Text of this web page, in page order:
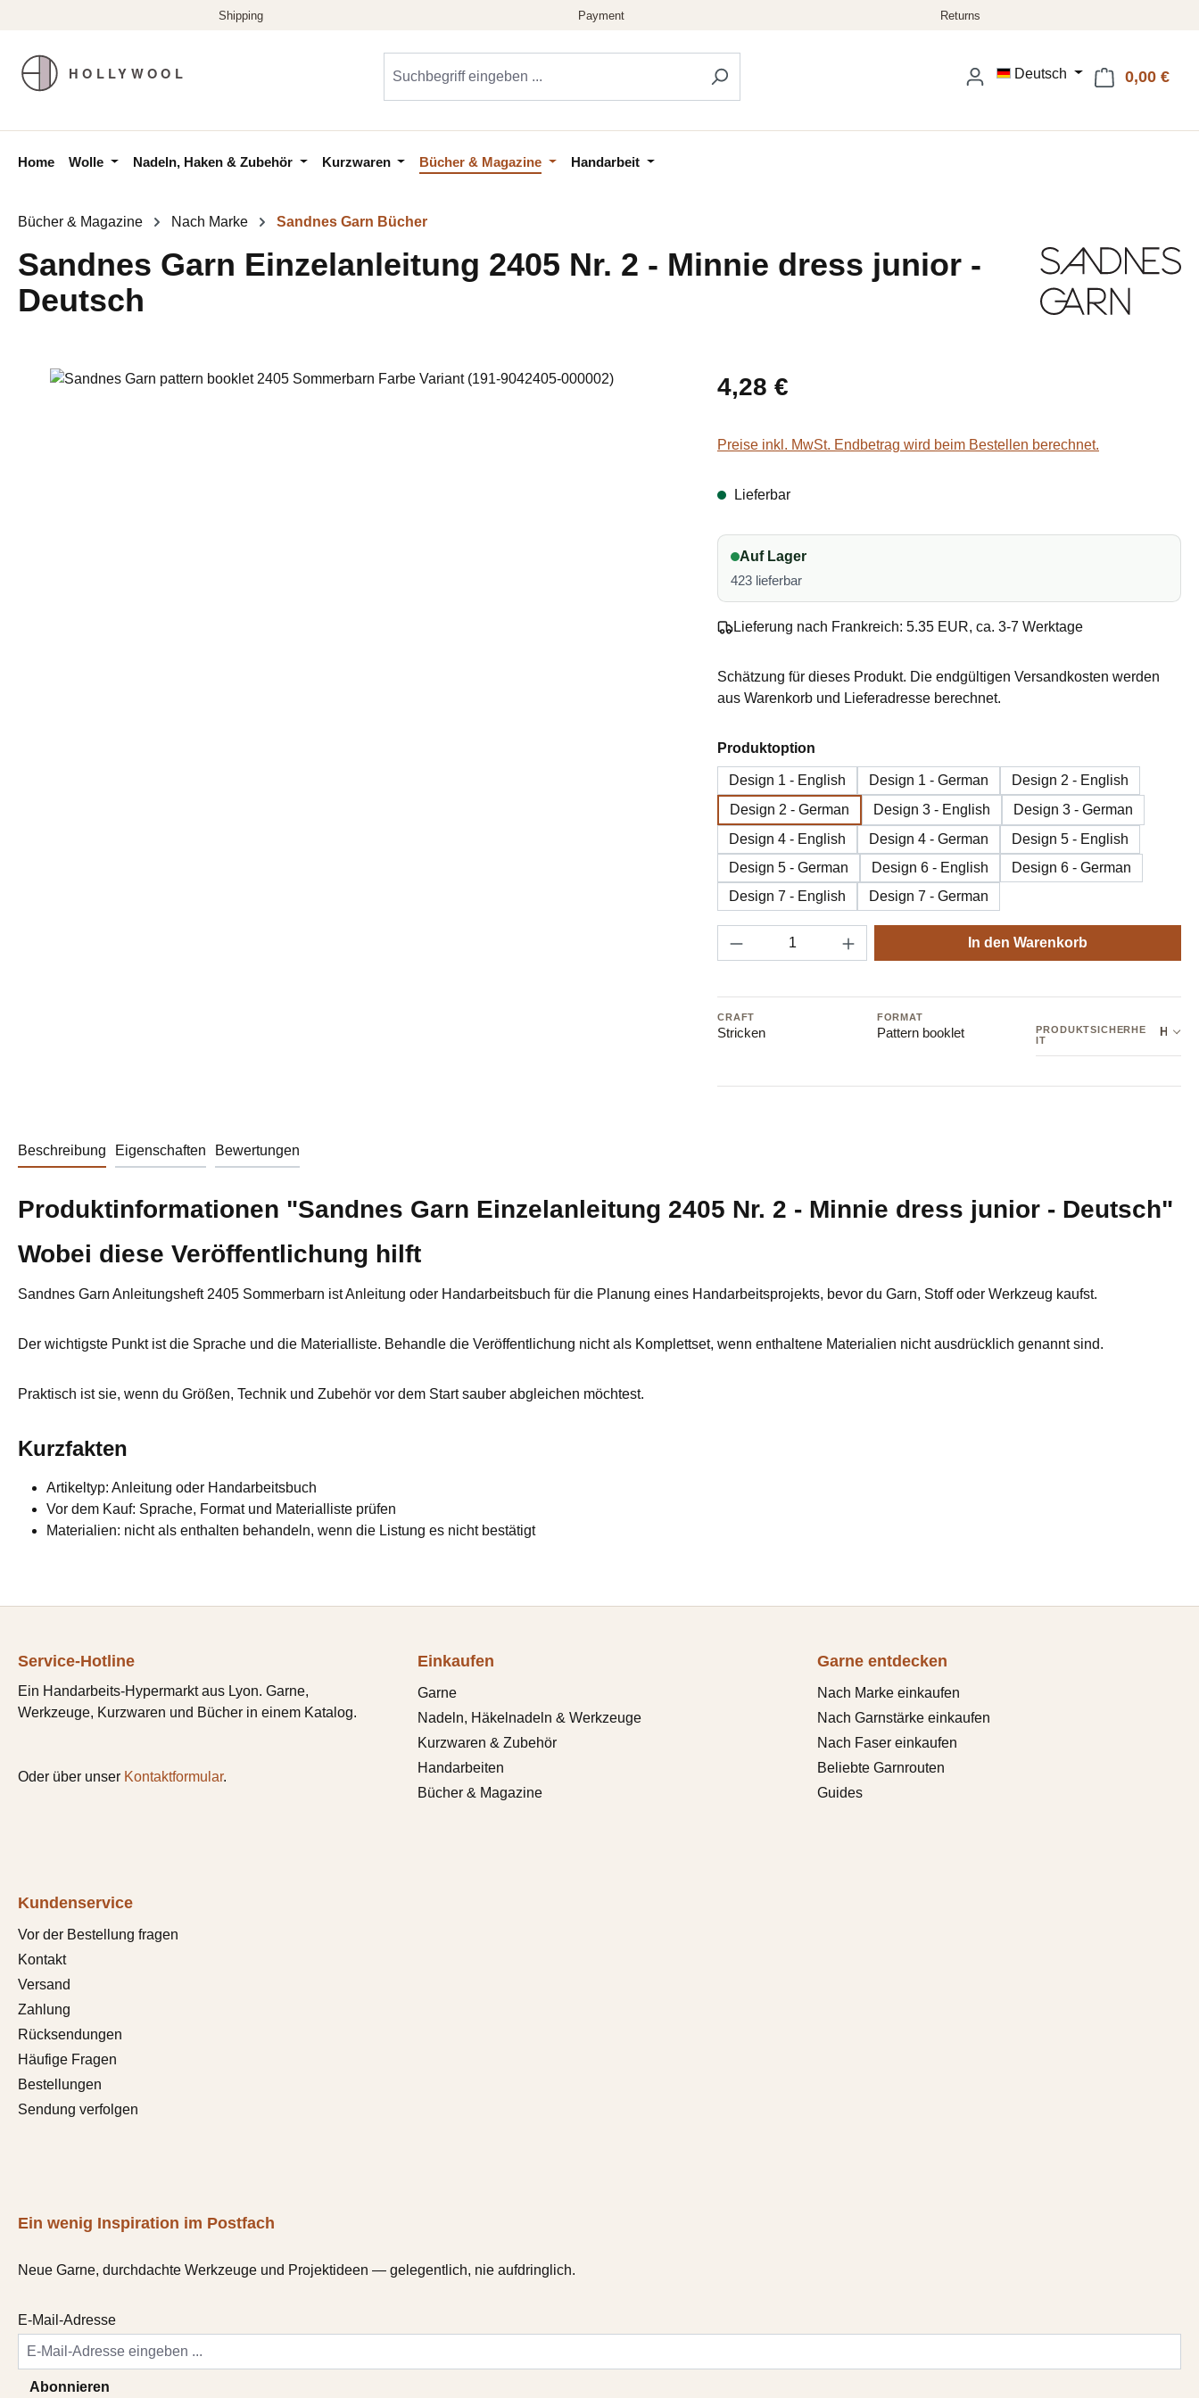
Zur Hauptnavigation springen
Deutsch 0,00 €
Home Wolle Nadeln, Haken & Zubehör Kurzwaren Bücher & Magazine Handarbeit
Bücher & Magazine Nach Marke Sandnes Garn Bücher
Sandnes Garn Einzelanleitung 2405 Nr. 2 - Minnie dress junior -
Deutsch
Bildergalerie überspringen Regulärer Preis:
4,28 €
Preise inkl. MwSt. Endbetrag wird beim Bestellen berechnet.
Lieferbar
Auf Lager
423 lieferbar
Lieferung nach Frankreich: 5.35 EUR, ca. 3-7 Werktage
Schätzung für dieses Produkt. Die endgültigen Versandkosten werden
aus Warenkorb und Lieferadresse berechnet.
Produktoption
Design 1 - English Design 1 - German
Design 2 - English
Design 2 - German
Design 3 - English
Design 3 - German
Design 4 - English
Design 4 - German
Design 5 - English
Design 5 - German
Design 6 - English
Design 6 - German
Design 7 - English
Design 7 - German
Produkt Anzahl: Gib den gewünschten Wert ein
In den Warenkorb
CRAFT
Stricken
FORMAT
Pattern booklet
PRODUKTSICHERHE
IT
Hersteller: Sandnes Garn AB
Beschreibung Eigenschaften Bewertungen
Produktinformationen "Sandnes Garn Einzelanleitung 2405 Nr. 2 - Minnie dress junior - Deutsch"
Wobei diese Veröffentlichung hilft
Sandnes Garn Anleitungsheft 2405 Sommerbarn ist Anleitung oder Handarbeitsbuch für die Planung eines Handarbeitsprojekts, bevor du Garn, Stoff oder Werkzeug kaufst.
Der wichtigste Punkt ist die Sprache und die Materialliste. Behandle die Veröffentlichung nicht als Komplettset, wenn enthaltene Materialien nicht ausdrücklich genannt sind.
Praktisch ist sie, wenn du Größen, Technik und Zubehör vor dem Start sauber abgleichen möchtest.
Kurzfakten
Artikeltyp: Anleitung oder Handarbeitsbuch
Vor dem Kauf: Sprache, Format und Materialliste prüfen
Materialien: nicht als enthalten behandeln, wenn die Listung es nicht bestätigt
Service-Hotline
Ein Handarbeits-Hypermarkt aus Lyon. Garne,
Werkzeuge, Kurzwaren und Bücher in einem Katalog.
Oder über unser Kontaktformular.
Einkaufen
Garne
Nadeln, Häkelnadeln & Werkzeuge
Kurzwaren & Zubehör
Handarbeiten
Bücher & Magazine
Garne entdecken
Nach Marke einkaufen
Nach Garnstärke einkaufen
Nach Faser einkaufen
Beliebte Garnrouten
Guides
Kundenservice
Vor der Bestellung fragen
Kontakt
Versand
Zahlung
Rücksendungen
Häufige Fragen
Bestellungen
Sendung verfolgen
Ein wenig Inspiration im Postfach
Neue Garne, durchdachte Werkzeuge und Projektideen — gelegentlich, nie aufdringlich.
E-Mail-Adresse
Abonnieren